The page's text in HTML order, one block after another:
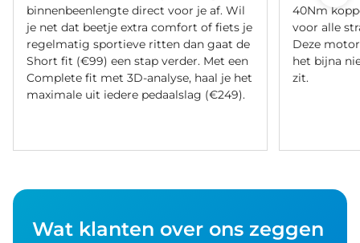
binnenbeenlengte direct voor je af. Wil
je net dat beetje extra comfort of fiets je
regelmatig sportieve ritten dan gaat de
Short fit (€99) een stap verder. Met een
Complete fit met 3D-analyse, haal je het
maximale uit iedere pedaalslag (€249).
40Nm
voor alle
Deze
het bijna
zit.
Wat klanten over ons zeggen